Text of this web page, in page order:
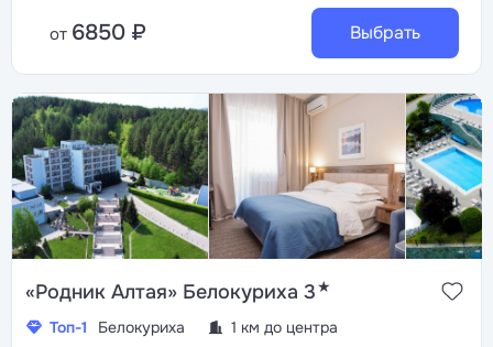
от 6850 ₽ Выбрать
«Родник Алтая» Белокуриха 3★
Топ-1 Белокуриха
1 км до центра